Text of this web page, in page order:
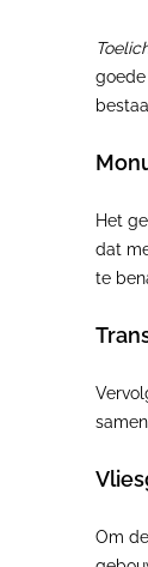
Het
dat
te
Om